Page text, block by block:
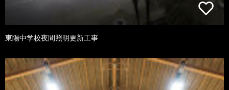
東陽中学校夜間照明更新工事